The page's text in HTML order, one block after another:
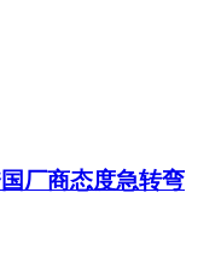
厂商态度急转弯